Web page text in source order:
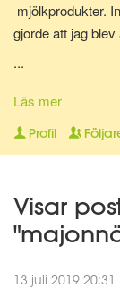
mjölkprodukter.
gjorde att jag
kostrådgivare via
peppa dig på
viktnedgång,
...
Läs mer
Profil
Visar
13 juli 2019 20:31